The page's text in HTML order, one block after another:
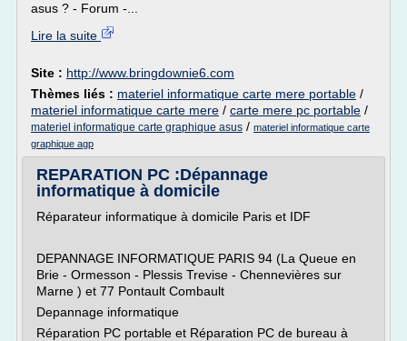
asus ? - Forum -...
Lire la suite
Site : http://www.bringdownie6.com
Thèmes liés : materiel informatique carte mere portable /
materiel informatique carte mere / carte mere pc portable /
materiel informatique carte graphique asus / materiel informatique carte
graphique agp
REPARATION PC :Dépannage
informatique à domicile
Réparateur informatique à domicile Paris et IDF
DEPANNAGE INFORMATIQUE PARIS 94 (La Queue en
Brie - Ormesson - Plessis Trevise - Chennevières sur
Marne ) et 77 Pontault Combault
Depannage informatique
Réparation PC portable et Réparation PC de bureau à